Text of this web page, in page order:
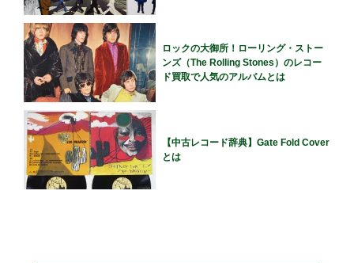
ロックの大御所！ローリング・ストー
ンズ（The Rolling Stones）のレコー
ド買取で人気のアルバムとは
【中古レコード辞典】Gate Fold Cover
とは